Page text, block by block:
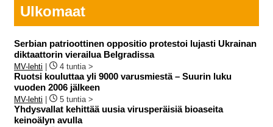
Ulkomaat
Serbian patrioottinen oppositio protestoi lujasti Ukrainan
diktaattorin vierailua Belgradissa
MV-lehti 4 tuntia >
Ruotsi kouluttaa yli 9000 varusmiestä – Suurin luku
vuoden 2006 jälkeen
MV-lehti 5 tuntia >
Yhdysvallat kehittää uusia virusperäisiä bioaseita
keinoälyn avulla